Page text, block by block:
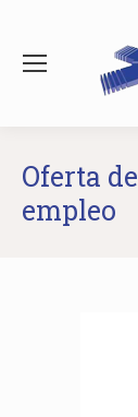
Oferta de
empleo